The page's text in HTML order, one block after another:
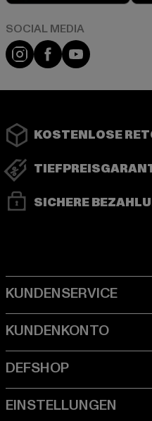
Instagram
FacebookYouTube
KOSTENLOSE
SICHERE